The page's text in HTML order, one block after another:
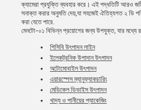
ক্যামেরা প্রযুক্তি ব্যবহার করে। এই পদ্ধতিটি আরও
সনাক্ত করার অনুমতি দেয়,যা সহজেই ঐতিহ্যগত ২ ডি
করা যেতে পারে.
মেনটো-০১ বিভিন্ন প্রয়োগের জন্য উপযুক্ত, যার মধ্যে
পিসিবি উৎপাদন লাইন
ইলেকট্রনিক উপাদান উৎপাদন
অটোমোবাইল উৎপাদন
এয়ারস্পেস ম্যানুফ্যাকচারিং
মেডিকেল ডিভাইস উৎপাদন
খাদ্য ও পানীয়ের প্যাকেজিং